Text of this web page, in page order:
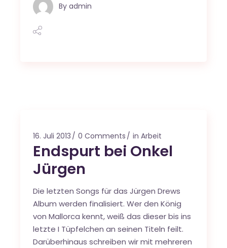
By admin
16. Juli 2013 0 Comments in Arbeit
Endspurt bei Onkel
Jürgen
Die letzten Songs für das Jürgen Drews
Album werden finalisiert. Wer den König
von Mallorca kennt, weiß das dieser bis ins
letzte I Tüpfelchen an seinen Titeln feilt.
Darüberhinaus schreiben wir mit mehreren